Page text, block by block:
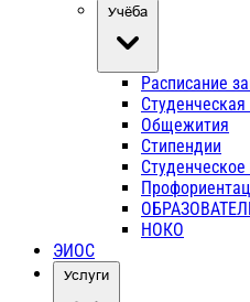
Учёба
Расписание
Студенческая
Общежития
Стипендии
НОКО
ЭИОС
Услуги